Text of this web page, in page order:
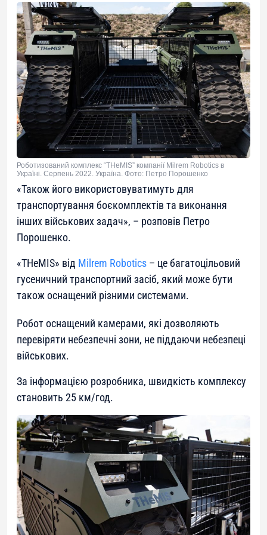
Роботизований комплекс “THeMIS” компанії Milrem Robotics в
Україні. Серпень 2022. Україна. Фото: Петро Порошенко
«Також його використовуватимуть для
транспортування боєкомплектів та виконання
інших військових задач», – розповів Петро
Порошенко.
«THeMIS» від Milrem Robotics – це багатоцільовий
гусеничний транспортний засіб, який може бути
також оснащений різними системами.
Робот оснащений камерами, які дозволяють
перевіряти небезпечні зони, не піддаючи небезпеці
військових.
За інформацією розробника, швидкість комплексу
становить 25 км/год.